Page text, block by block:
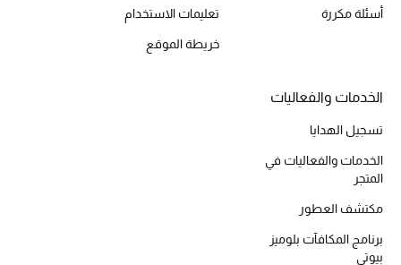
الصحة والعافية
هدايا
مجموعة الجمال
أسئلة مكررة تعليمات الاستخدام
خريطة الموقع
الخدمات والفعاليات
تسجيل الهدايا
الخدمات والفعاليات في
المتجر
مكتشف العطور
برنامج المكافآت بلوميز
بيوتي